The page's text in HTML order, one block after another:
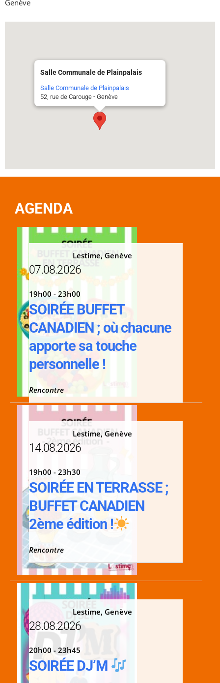
Genève
Salle Communale de Plainpalais
Salle Communale de Plainpalais
52, rue de Carouge - Genève
AGENDA
Lestime, Genève
07.08.2026
19h00 - 23h00
SOIRÉE BUFFET
CANADIEN ; où chacune
apporte sa touche
personnelle !
Rencontre
Lestime, Genève
14.08.2026
19h00 - 23h30
SOIRÉE EN TERRASSE ;
BUFFET CANADIEN
2ème édition !
Rencontre
Lestime, Genève
28.08.2026
20h00 - 23h45
SOIRÉE DJ’M